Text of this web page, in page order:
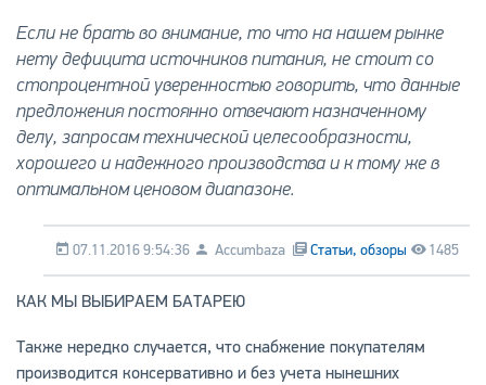
Если не брать во внимание, то что на нашем рынке
нету дефицита источников питания, не стоит со
стопроцентной уверенностью говорить, что данные
предложения постоянно отвечают назначенному
делу, запросам технической целесообразности,
хорошего и надежного производства и к тому же в
оптимальном ценовом диапазоне.
Статьи, обзоры 1485
07.11.2016 9:54:36 Accumbaza
КАК МЫ ВЫБИРАЕМ БАТАРЕЮ
Также нередко случается, что снабжение покупателям
производится консервативно и без учета нынешних